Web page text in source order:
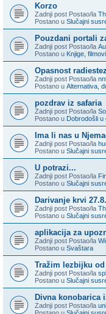
Korzo
Zadnji post Postao/la
Postano u Slučajni
Pouzdani portali
Zadnji post Postao/la
Postano u Knjige,
Opasnost
Zadnji post Postao/la
Postano u Alternativa,
pozdrav iz safaria
Zadnji post Postao/la
Postano u Dobrodošli u
Ima li nas u
Zadnji post Postao/la
Postano u Slučajni
U potrazi...
Zadnji post Postao/la
Postano u Slučajni
Darivanje krvi
Zadnji post Postao/la
Postano u Slučajni
aplikacija za
Zadnji post Postao/la
Postano u Svaštara
Tražim lezbijku
Zadnji post Postao/la
Postano u Slučajni
Divna konobarica
Zadnji post Postao/la
Postano u Slučajni